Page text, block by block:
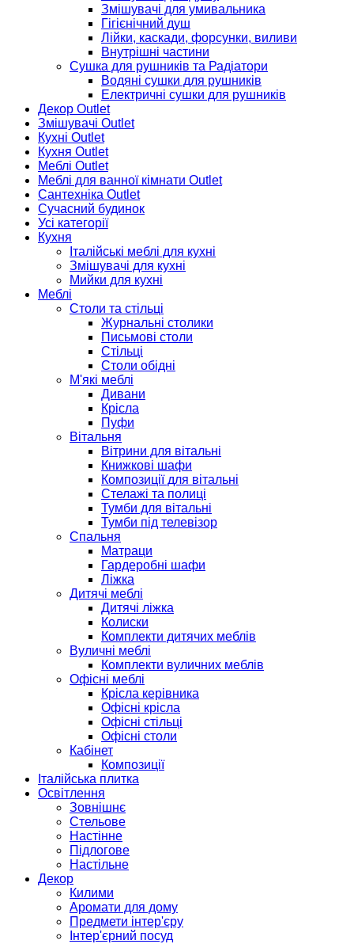
Змішувачі для умивальника
Гігієнічний душ
Лійки, каскади, форсунки, виливи
Внутрішні частини
Сушка для рушників та Радіатори
Водяні сушки для рушників
Електричні сушки для рушників
Декор Outlet
Змішувачі Outlet
Кухні Outlet
Кухня Outlet
Меблі Outlet
Меблі для ванної кімнати Outlet
Сантехніка Outlet
Сучасний будинок
Усі категорії
Кухня
Італійські меблі для кухні
Змішувачі для кухні
Мийки для кухні
Меблі
Столи та стільці
Журнальні столики
Письмові столи
Стільці
Столи обідні
М'які меблі
Дивани
Крісла
Пуфи
Вітальня
Вітрини для вітальні
Книжкові шафи
Композиції для вітальні
Стелажі та полиці
Тумби для вітальні
Тумби під телевізор
Спальня
Матраци
Гардеробні шафи
Ліжка
Дитячі меблі
Дитячі ліжка
Колиски
Комплекти дитячих меблів
Вуличні меблі
Комплекти вуличних меблів
Офісні меблі
Крісла керівника
Офісні крісла
Офісні стільці
Офісні столи
Кабінет
Композиції
Італійська плитка
Освітлення
Зовнішнє
Стельове
Настінне
Підлогове
Настільне
Декор
Килими
Аромати для дому
Предмети інтер'єру
Інтер'єрний посуд